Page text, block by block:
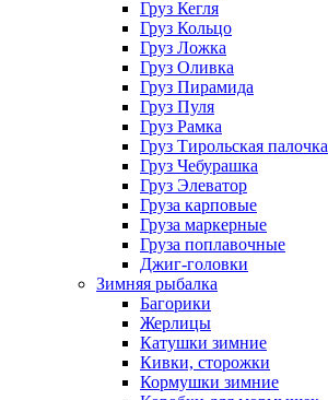
Груз Кегля
Груз Кольцо
Груз Ложка
Груз Оливка
Груз Пирамида
Груз Пуля
Груз Рамка
Груз Тирольская палочка
Груз Чебурашка
Груз Элеватор
Груза карповые
Груза маркерные
Груза поплавочные
Джиг-головки
Зимняя рыбалка
Багорики
Жерлицы
Катушки зимние
Кивки, сторожки
Кормушки зимние